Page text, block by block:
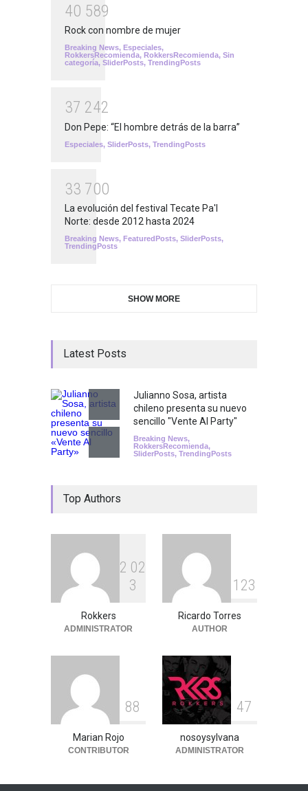
40 589
Rock con nombre de mujer
Breaking News, Especiales,
RokkersRecomienda, RokkersRecomienda, Sin
categoría, SliderPosts, TrendingPosts
37 242
Don Pepe: “El hombre detrás de la barra”
Especiales, SliderPosts, TrendingPosts
33 700
La evolución del festival Tecate Pa'l
Norte: desde 2012 hasta 2024
Breaking News, FeaturedPosts, SliderPosts,
TrendingPosts
SHOW MORE
Latest Posts
Julianno Sosa, artista
chileno presenta su nuevo
sencillo "Vente Al Party"
Breaking News,
RokkersRecomienda,
SliderPosts, TrendingPosts
Top Authors
2 02
3
Rokkers
ADMINISTRATOR
1 23
Ricardo Torres
AUTHOR
88
Marian Rojo
CONTRIBUTOR
47
nosoysylvana
ADMINISTRATOR